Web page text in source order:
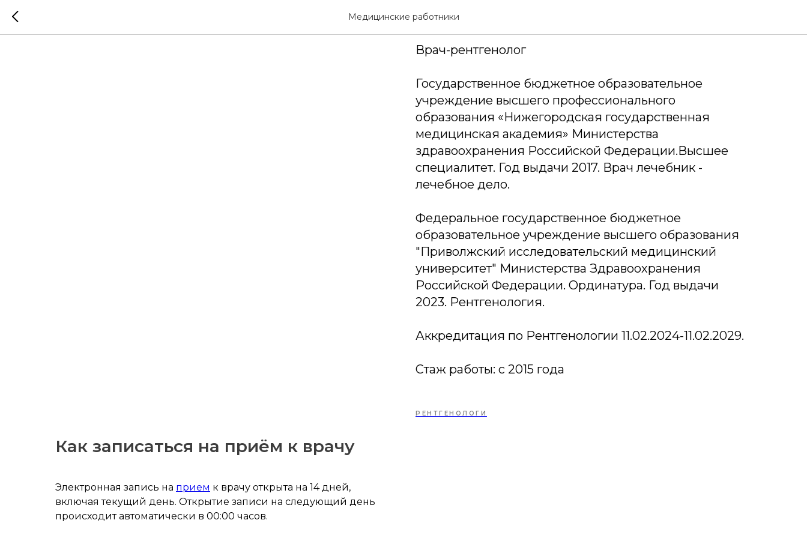
Медицинские работникиЕгоров Никита Павлович
Врач-рентгенолог
Государственное бюджетное образовательное
учреждение высшего профессионального
образования «Нижегородская государственная
медицинская академия» Министерства
здравоохранения Российской Федерации.Высшее
специалитет. Год выдачи 2017. Врач лечебник -
лечебное дело.
Федеральное государственное бюджетное
образовательное учреждение высшего образования
"Приволжский исследовательский медицинский
университет" Министерства Здравоохранения
Российской Федерации. Ординатура. Год выдачи
2023. Рентгенология.
Аккредитация по Рентгенологии 11.02.2024-11.02.2029.
Стаж работы: с 2015 года
РЕНТГЕНОЛОГИ
Как записаться на приём к врачу
Электронная запись на прием к врачу открыта на 14 дней,
включая текущий день. Открытие записи на следующий день
происходит автоматически в 00:00 часов.